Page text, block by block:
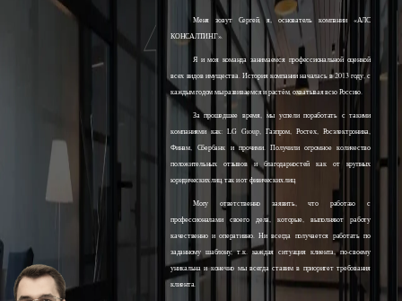
Меня зовут Сергей, я, основатель компании «АЛС
КОНСАЛТИНГ».
Я и моя команда занимаемся профессиональной оценкой
всех видов имущества. История компании началась в 2013 году, с
каждым годом мы развиваемся и растём, охватывая всю Россию.
За прошедшее время, мы успели поработать с такими
компаниями как: LG Group, Газпром, Ростех, Росэлектроника,
Финам, Сбербанк и прочими. Получили огромное количество
положительных отзывов и благодарностей как от крупных
юридических лиц, так и от физических лиц.
Могу ответственно заявить, что работаю с
профессионалами своего дела, которые, выполняют работу
качественно и оперативно. Ни всегда получается работать по
заданному шаблону, т.к. каждая ситуация клиента, по-своему
уникальна и конечно мы всегда ставим в приоритет требования
клиента.